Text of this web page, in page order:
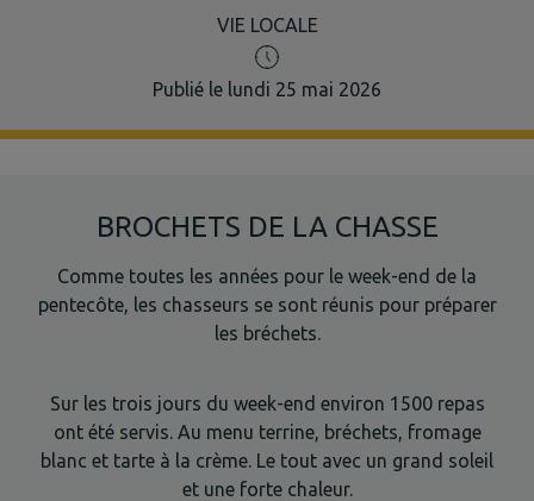
VIE LOCALE
Publié le lundi 25 mai 2026
BROCHETS DE LA CHASSE
Comme toutes les années pour le week-end de la
pentecôte, les chasseurs se sont réunis pour préparer
les bréchets.
Sur les trois jours du week-end environ 1500 repas
ont été servis. Au menu terrine, bréchets, fromage
blanc et tarte à la crème. Le tout avec un grand soleil
et une forte chaleur.